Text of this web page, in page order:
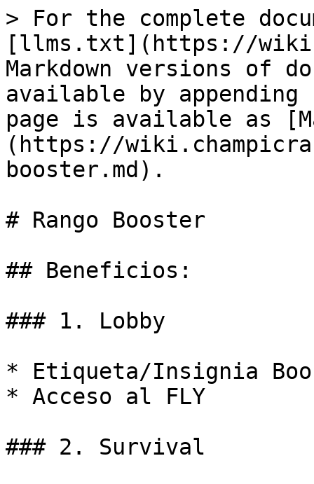
> For the complete
[llms.txt](https://
Markdown versions of
available by
page is available as
(https://
booster.md).
# Rango Booster
## Beneficios:
### 1. Lobby
* Etiqueta/Insignia
* Acceso al FLY
### 2. Survival